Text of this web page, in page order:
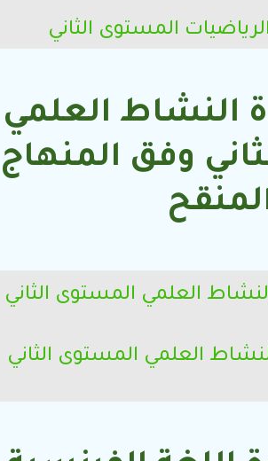
المستوى الثاني
النشاط العلمي
وفق المنهاج
العلمي المستوى الثاني
العلمي المستوى الثاني